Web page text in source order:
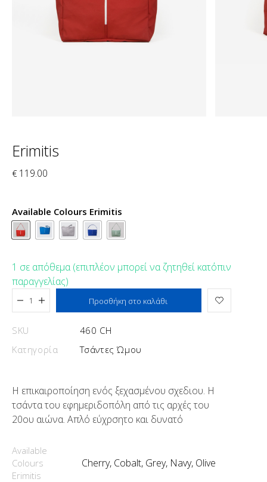
Erimitis
€ 119.00
Available Colours Erimitis
1 σε απόθεμα (επιπλέον μπορεί να ζητηθεί κατόπιν
παραγγελίας)
Προσθήκη στο καλάθι
Προστέθηκε στο καλάθι
SKU
460 CH
Κατηγορία
Τσάντες Ώμου
Η επικαιροποίηση ενός ξεχασμένου σχεδιου. Η
τσάντα του εφημεριδοπόλη από τις αρχές του
20ου αιώνα. Απλό εύχρσητο και δυνατό
Available
Colours
Erimitis
Cherry, Cobalt, Grey, Navy, Olive